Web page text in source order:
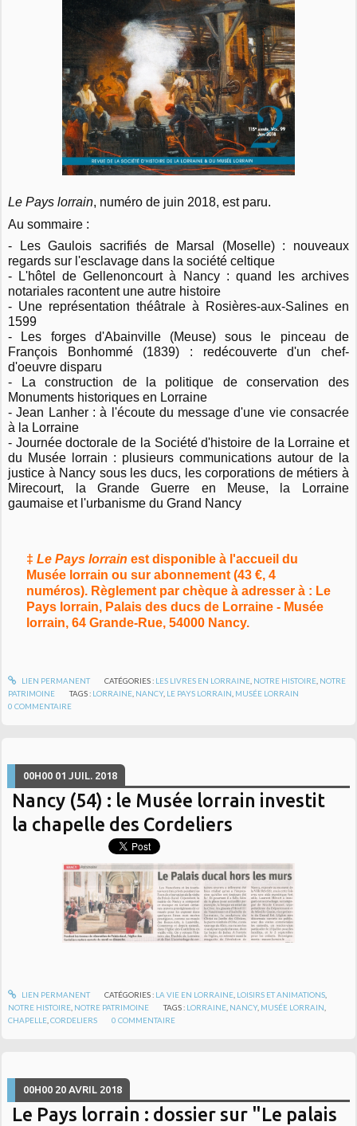
Le Pays lorrain, numéro de juin 2018, est paru.
Au sommaire :
- Les Gaulois sacrifiés de Marsal (Moselle) : nouveaux
regards sur l'esclavage dans la société celtique
- L'hôtel de Gellenoncourt à Nancy : quand les archives
notariales racontent une autre histoire
- Une représentation théâtrale à Rosières-aux-Salines en
1599
- Les forges d'Abainville (Meuse) sous le pinceau de
François Bonhommé (1839) : redécouverte d'un chef-
d'oeuvre disparu
- La construction de la politique de conservation des
Monuments historiques en Lorraine
- Jean Lanher : à l'écoute du message d'une vie consacrée
à la Lorraine
- Journée doctorale de la Société d'histoire de la Lorraine et
du Musée lorrain : plusieurs communications autour de la
justice à Nancy sous les ducs, les corporations de métiers à
Mirecourt, la Grande Guerre en Meuse, la Lorraine
gaumaise et l'urbanisme du Grand Nancy
‡ Le Pays lorrain est disponible à l'accueil du
Musée lorrain ou sur abonnement (43 €, 4
numéros). Règlement par chèque à adresser à : Le
Pays lorrain, Palais des ducs de Lorraine - Musée
lorrain, 64 Grande-Rue, 54000 Nancy.
LIEN PERMANENT CATÉGORIES : LES LIVRES EN LORRAINE, NOTRE HISTOIRE, NOTRE
PATRIMOINE
TAGS : LORRAINE NANCY, LE PAYS LORRAIN MUSÉE LORRAIN
0 COMMENTAIRE
00H00 01 JUIL. 2018
Nancy (54) : le Musée lorrain investit
la chapelle des Cordeliers
LIEN PERMANENT CATÉGORIES : LA VIE EN LORRAINE, LOISIRS ET ANIMATIONS,
NOTRE HISTOIRE NOTRE PATRIMOINE TAGS : LORRAINE NANCY, MUSÉE LORRAIN
CHAPELLE ,CORDELIERS 0 COMMENTAIRE
00H00 20 AVRIL 2018
Le Pays lorrain : dossier sur "Le palais